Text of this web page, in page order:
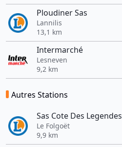
Ploudiner Sas
Lannilis
13,1 km
Intermarché
Lesneven
9,2 km
Autres Stations
Sas Cote Des Legendes
Le Folgoët
9,9 km